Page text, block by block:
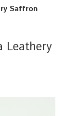
Saffron
Leathery